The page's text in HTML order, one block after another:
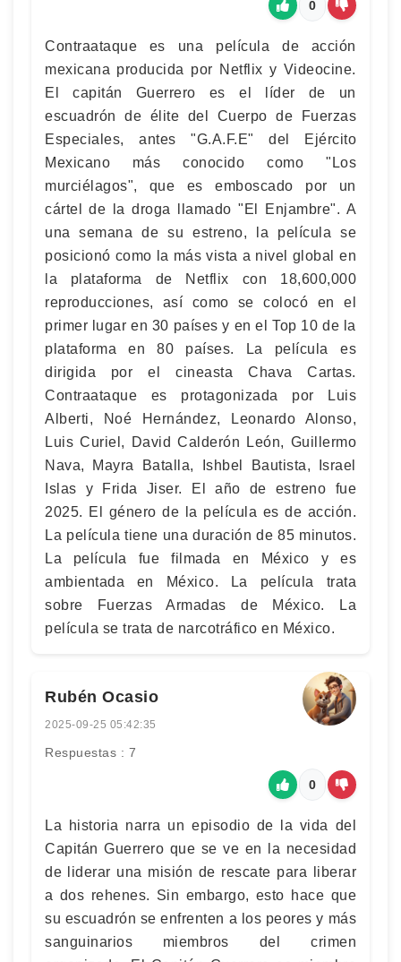
0
Contraataque es una película de acción
mexicana producida por Netflix y Videocine.
El capitán Guerrero es el líder de un
escuadrón de élite del Cuerpo de Fuerzas
Especiales, antes "G.A.F.E" del Ejército
Mexicano más conocido como "Los
murciélagos", que es emboscado por un
cártel de la droga llamado "El Enjambre". A
una semana de su estreno, la película se
posicionó como la más vista a nivel global en
la plataforma de Netflix con 18,600,000
reproducciones, así como se colocó en el
primer lugar en 30 países y en el Top 10 de la
plataforma en 80 países. La película es
dirigida por el cineasta Chava Cartas.
Contraataque es protagonizada por Luis
Alberti, Noé Hernández, Leonardo Alonso,
Luis Curiel, David Calderón León, Guillermo
Nava, Mayra Batalla, Ishbel Bautista, Israel
Islas y Frida Jiser. El año de estreno fue
2025. El género de la película es de acción.
La película tiene una duración de 85 minutos.
La película fue filmada en México y es
ambientada en México. La película trata
sobre Fuerzas Armadas de México. La
película se trata de narcotráfico en México.
Rubén Ocasio
2025-09-25 05:42:35
Respuestas : 7
0
La historia narra un episodio de la vida del
Capitán Guerrero que se ve en la necesidad
de liderar una misión de rescate para liberar
a dos rehenes. Sin embargo, esto hace que
su escuadrón se enfrenten a los peores y más
sanguinarios miembros del crimen